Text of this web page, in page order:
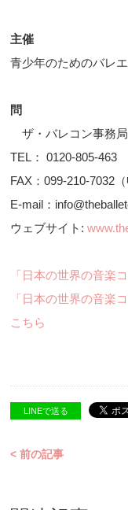
主催
青少年のためのバレ
問
ザ・バレコン事務局
TEL： 0120-805-463
FAX：099-210-7032（
E-mail：
ウェブサイト:
「日本の世界の音楽
「日本の世界の音楽
こちら
LINEで送る
< 前の記事